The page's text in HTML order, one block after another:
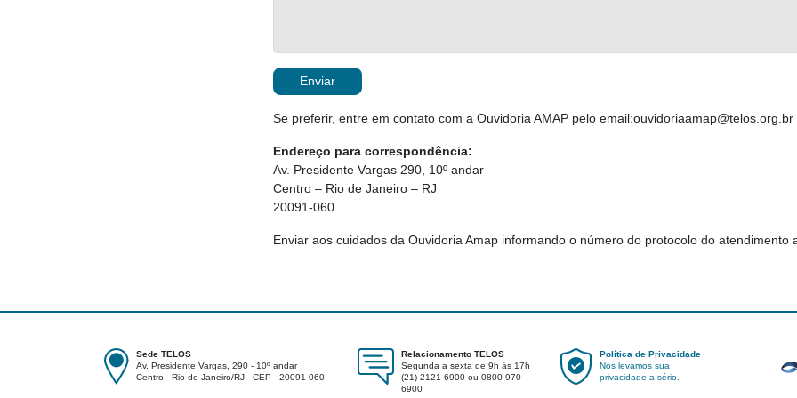
Se preferir, entre em contato com a Ouvidoria AMAP pelo
Endereço para correspondência:
Av. Presidente Vargas 290, 10º andar
Centro – Rio de Janeiro – RJ
20091-060
Enviar aos cuidados da Ouvidoria Amap informando o número do protocolo do atendimento
Sede TELOS
Av. Presidente Vargas, 290 - 10º andar
Centro - Rio de Janeiro/RJ - CEP - 20091-060
Relacionamento TELOS
Segunda a sexta de 9h às 17h
(21) 2121-6900 ou 0800-970-
6900
Política de Privacidade
Nós levamos sua
privacidade a sério.